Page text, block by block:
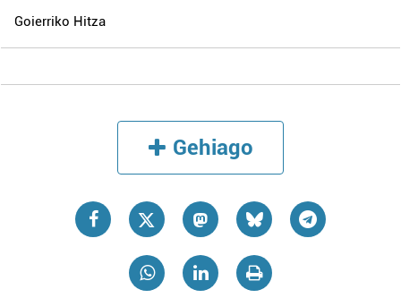
Goierriko Hitza
Gehiago